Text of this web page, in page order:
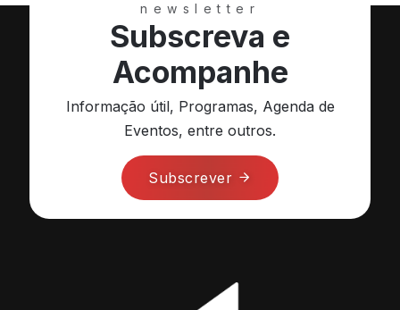
newsletter
Subscreva e
Acompanhe
Informação útil, Programas, Agenda de
Eventos, entre outros.
Subscrever